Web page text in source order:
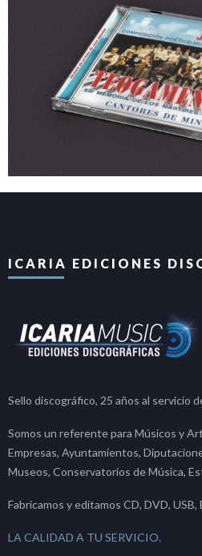
ICARIA EDICIONES
Sello discográfico, 25 años al servicio
Somos un referente para Músicos y
Empresas, Ayuntamientos,
Museos, Conservatorios de Música,
Fabricamos y editamos CD, DVD, USB,
LA CALIDAD A TU SERVICIO.